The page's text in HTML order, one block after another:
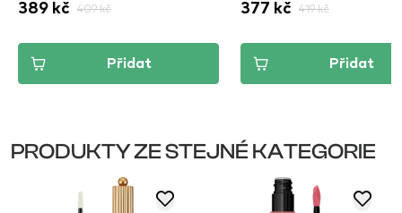
389 kč 409 kč
Přidat
377 kč 419 kč
Přidat
PRODUKTY ZE STEJNÉ KATEGORIE